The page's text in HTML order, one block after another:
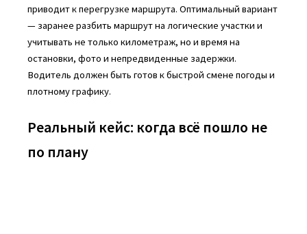
приводит к перегрузке маршрута. Оптимальный вариант
— заранее разбить маршрут на логические участки и
учитывать не только километраж, но и время на
остановки, фото и непредвиденные задержки.
Водитель должен быть готов к быстрой смене погоды и
плотному графику.
Реальный кейс: когда всё пошло не
по плану